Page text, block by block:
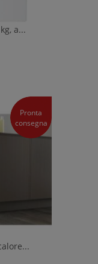
a...
Pronta
consegna